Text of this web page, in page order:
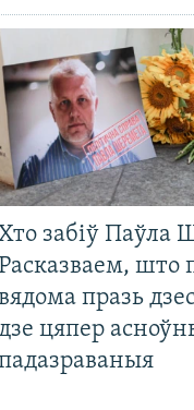
забіў Паўла
Расказваем, што
празь
цяпер